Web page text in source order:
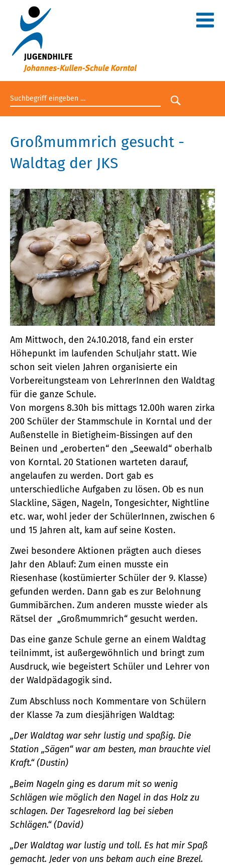
Suchbegriff eingeben
Suche
Großmummrich gesucht -
Waldtag der JKS
Am Mittwoch, den 24.10.2018, fand ein erster
Höhepunkt im laufenden Schuljahr statt. Wie
schon seit vielen Jahren organisierte ein
Vorbereitungsteam von LehrerInnen den Waldtag
für die ganze Schule.
Von morgens 8.30h bis mittags 12.00h waren zirka
200 Schüler der Stammschule in Korntal und der
Außenstelle in Bietigheim-Bissingen auf den
Beinen und „eroberten“ den „Seewald“ oberhalb
von Korntal. 20 Stationen warteten darauf,
angelaufen zu werden. Dort gab es
unterschiedliche Aufgaben zu lösen. Ob es nun
Slackline, Sägen, Nageln, Tongesichter, Nightline
etc. war, wohl jeder der SchülerInnen, zwischen 6
und 15 Jahren alt, kam auf seine Kosten.
Zwei besondere Aktionen prägten auch dieses
Jahr den Ablauf: Zum einen musste ein
Riesenhase (kostümierter Schüler der 9. Klasse)
gefunden werden. Dann gab es zur Belohnung
Gummibärchen. Zum anderen musste wieder als
Rätsel der „Großmummrich“ gesucht werden.
Das eine ganze Schule gerne an einem Waldtag
teilnimmt, ist außergewöhnlich und bringt zum
Ausdruck, wie begeistert Schüler und Lehrer von
der Waldpädagogik sind.
Zum Abschluss noch Kommentare von Schülern
der Klasse 7a zum diesjährigen Waldtag:
„Der Waldtag war sehr lustig und spaßig. Die
Station „Sägen“ war am besten, man brauchte viel
Kraft.“ (Dustin)
„Beim Nageln ging es darum mit so wenig
Schlägen wie möglich den Nagel in das Holz zu
schlagen. Der Tagesrekord lag bei sieben
Schlägen.“ (David)
„Der Waldtag war lustig und toll. Es hat mir Spaß
gemacht. Jeder von uns bekam auch eine Brezel.